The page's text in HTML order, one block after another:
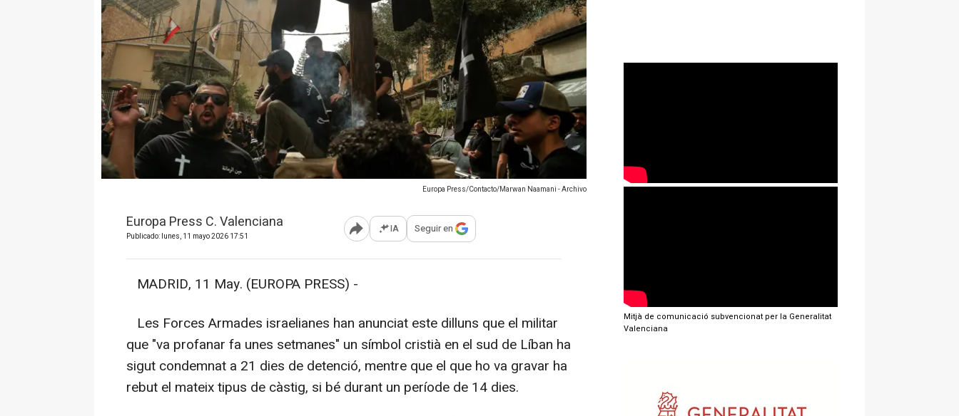
Europa Press/Contacto/Marwan Naamani - Archivo
Europa Press C. Valenciana
Publicado: lunes, 11 mayo 2026 17:51 Abrir opciones para compartir
IA Seguir en
MADRID, 11 May. (EUROPA PRESS) -
Les Forces Armades israelianes han anunciat este dilluns que el militar
que "va profanar fa unes setmanes" un símbol cristià en el sud de Líban ha
sigut condemnat a 21 dies de detenció, mentre que el que ho va gravar ha
rebut el mateix tipus de càstig, si bé durant un període de 14 dies.
Mitjà de comunicació subvencionat per la Generalitat
Valenciana